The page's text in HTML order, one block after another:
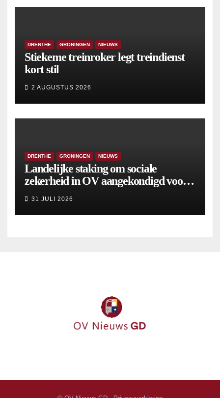
DRENTHE GRONINGEN NIEUWS
Stiekeme treinroker legt treindienst
kort stil
2 AUGUSTUS 2026
DRENTHE GRONINGEN NIEUWS
Landelijke staking om sociale
zekerheid in OV aangekondigd voor 9
31 JULI 2026